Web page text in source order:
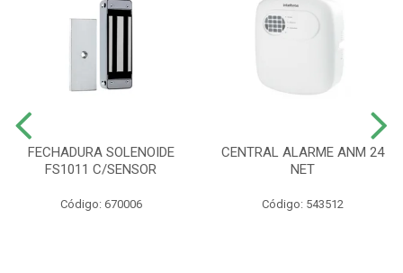
FECHADURA SOLENOIDE
FS1011 C/SENSOR
Código: 670006
CENTRAL ALARME ANM 24
NET
Código: 543512